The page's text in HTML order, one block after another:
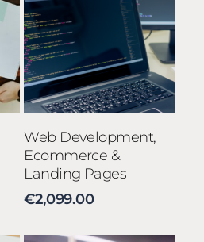
Aggiungi al carrello
Web Development,
Ecommerce &
Landing Pages
€2,099.00